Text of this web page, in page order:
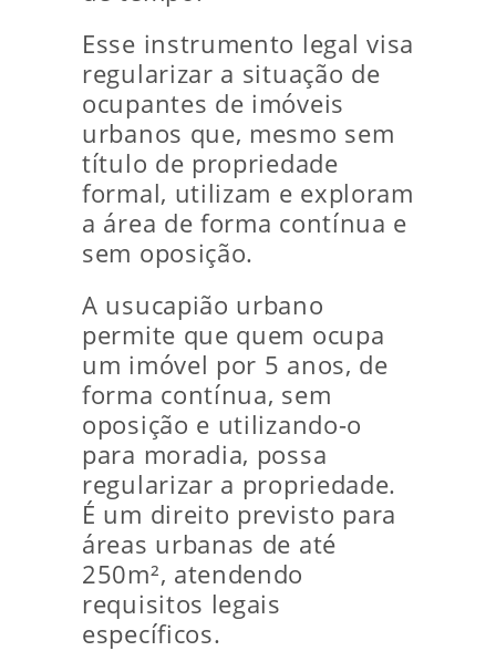
Esse instrumento legal visa
regularizar a situação de
ocupantes de imóveis
urbanos que, mesmo sem
título de propriedade
formal, utilizam e exploram
a área de forma contínua e
sem oposição.
A usucapião urbano
permite que quem ocupa
um imóvel por 5 anos, de
forma contínua, sem
oposição e utilizando-o
para moradia, possa
regularizar a propriedade.
É um direito previsto para
áreas urbanas de até
250m², atendendo
requisitos legais
específicos.